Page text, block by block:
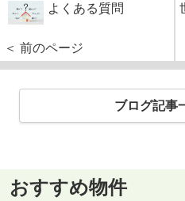
よくある質問
＜ 前のページ
ブログ記事
おすすめ物件